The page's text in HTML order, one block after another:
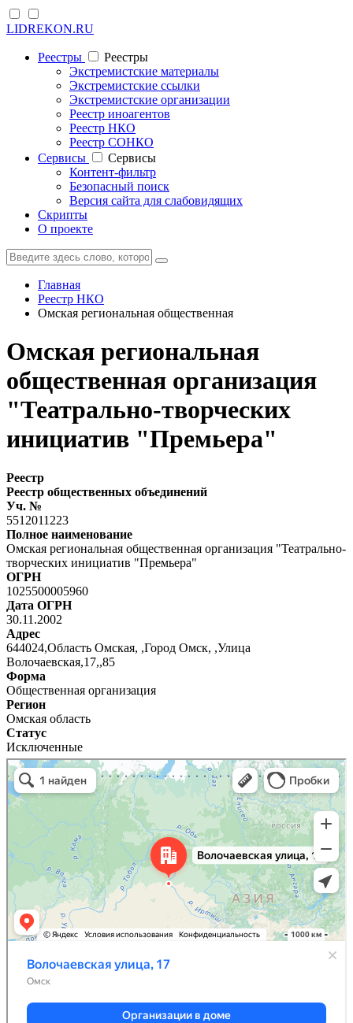
LIDREKON.RU
Реестры
Реестры
Экстремистские материалы
Экстремистские ссылки
Экстремистские организации
Реестр иноагентов
Реестр НКО
Реестр СОНКО
Cервисы
Cервисы
Контент-фильтр
Безопасный поиск
Версия сайта для слабовидящих
Скрипты
О проекте
Главная
Реестр НКО
Омская региональная общественная
Омская региональная
общественная организация
"Театрально-творческих
инициатив "Премьера"
Реестр
Реестр общественных объединений
Уч. №
5512011223
Полное наименование
Омская региональная общественная организация "Театрально-
творческих инициатив "Премьера"
ОГРН
1025500005960
Дата ОГРН
30.11.2002
Адрес
644024,Область Омская, ,Город Омск, ,Улица
Волочаевская,17,,85
Форма
Общественная организация
Регион
Омская область
Статус
Исключенные